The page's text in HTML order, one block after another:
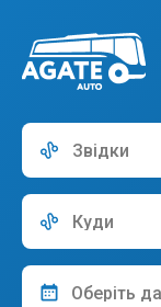
Звідки
Куди